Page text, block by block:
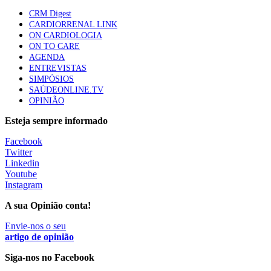
Trodelvy aprovado para primeira linha no cancro da
mama triplo negativo metastático em doentes não
elegíveis para inibidores PD-(L)1
61 visualizações
MAIS NOTÍCIAS
Quase 11.900 jovens recorreram aos cheques psicólogo e
nutricionista no primeiro mês
7 Ago, 2026
ULS de Coimbra estreia cirurgia endoscópica do ouvido com
apoio robótico em Portugal
7 Ago, 2026|0 Comments
CRM Digest
CARDIORRENAL LINK
ON CARDIOLOGIA
ON TO CARE
AGENDA
ENTREVISTAS
SIMPÓSIOS
SAÚDEONLINE.TV
OPINIÃO
Esteja sempre informado
Facebook
Twitter
Linkedin
Youtube
Instagram
A sua Opinião conta!
Envie-nos o seu
artigo de opinião
Siga-nos no Facebook